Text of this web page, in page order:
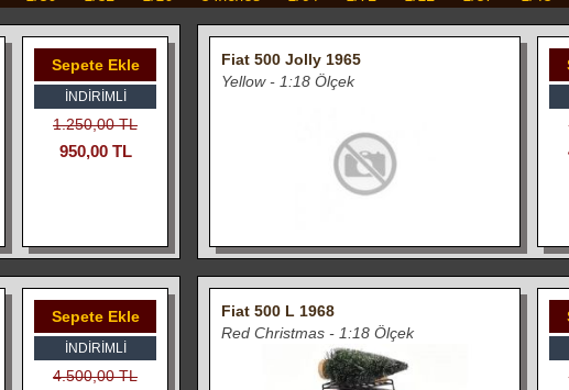
Sepete Ekle
İNDIRIMLI
1.250,00 TL
950,00 TL
Fiat 500 Jolly 1965
Yellow - 1:18 Ölçek
Sepete Ekle
İNDIRIMLI
4.500,00 TL
Fiat 500 L 1968
Red Christmas - 1:18 Ölçek